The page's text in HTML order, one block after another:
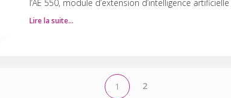
l’AE 550, module d’extension d’intelligence artificielle
Lire la suite…
1 2